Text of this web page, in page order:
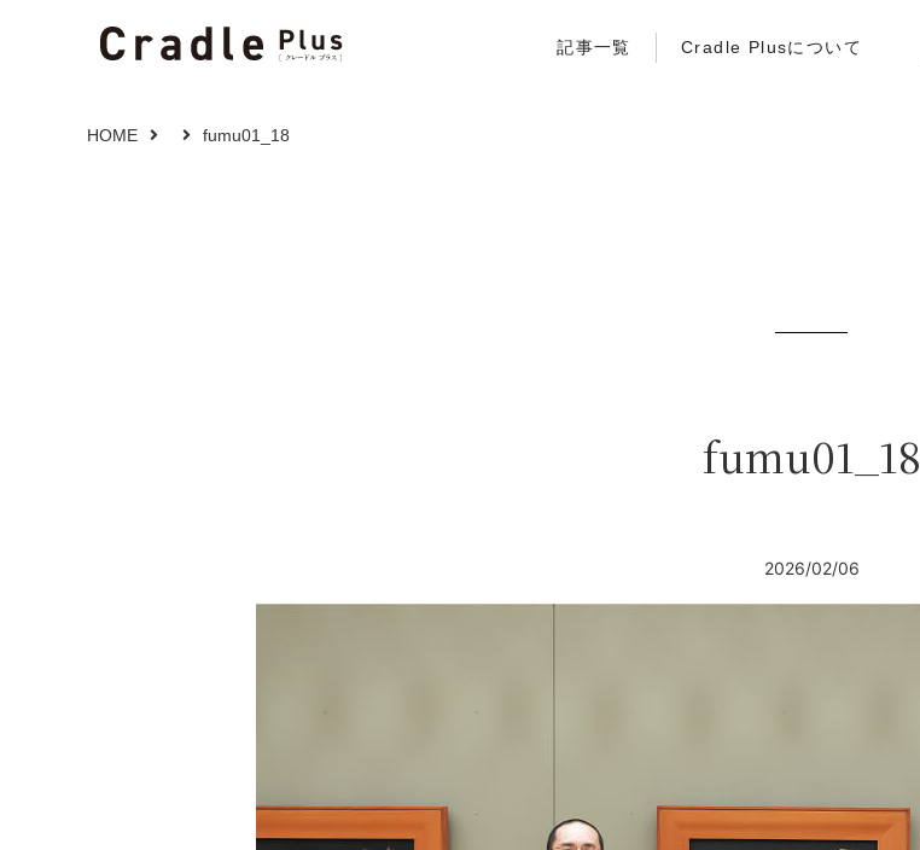
記事一覧 Cradle Plusについて
HOME fumu01_18
fumu01_18
2026/02/06